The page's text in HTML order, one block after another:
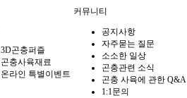
3D곤충퍼즐
곤충사육재료
온라인 특별이벤트
커뮤니티
공지사항
자주묻는 질문
소소한 일상
곤충관련 소식
곤충 사육에 관한 Q&A
1:1문의